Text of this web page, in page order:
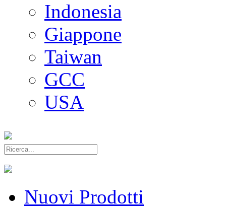
Indonesia
Giappone
Taiwan
GCC
USA
Nuovi Prodotti